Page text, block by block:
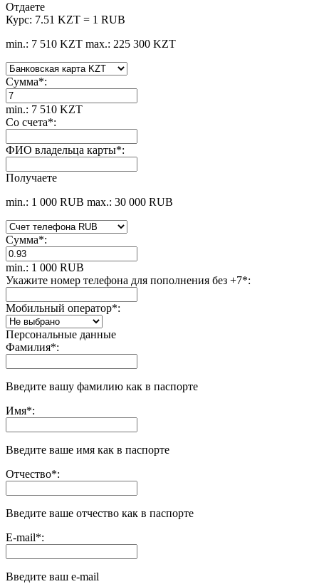
Отдаете
Курс: 7.51 KZT = 1 RUB
min.: 7 510 KZT max.: 225 300 KZT
Сумма*:
min.: 7 510 KZT
Со счета*:
ФИО владельца карты*:
Получаете
min.: 1 000 RUB max.: 30 000 RUB
Сумма*:
min.: 1 000 RUB
Укажите номер телефона для пополнения без +7*:
Мобильный оператор*:
Персональные данные
Фамилия*:
Введите вашу фамилию как в паспорте
Имя*:
Введите ваше имя как в паспорте
Отчество*:
Введите ваше отчество как в паспорте
E-mail*:
Введите ваш e-mail